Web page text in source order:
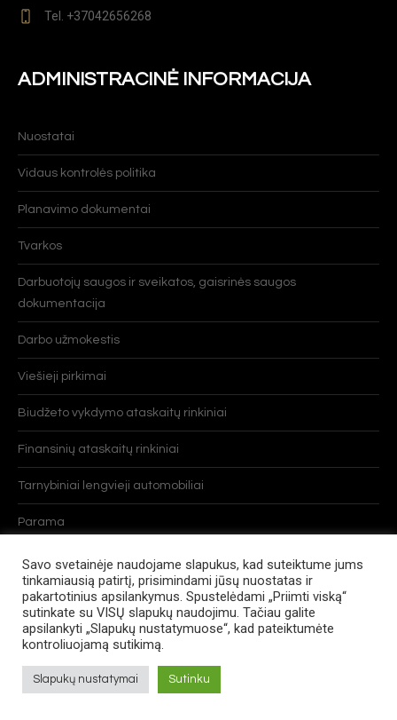
Tel. +37042656268
ADMINISTRACINĖ INFORMACIJA
Nuostatai
Vidaus kontrolės politika
Planavimo dokumentai
Tvarkos
Darbuotojų saugos ir sveikatos, gaisrinės saugos
dokumentacija
Darbo užmokestis
Viešieji pirkimai
Biudžeto vykdymo ataskaitų rinkiniai
Finansinių ataskaitų rinkiniai
Tarnybiniai lengvieji automobiliai
Parama
Personalo paieška
Tarnybinės komandiruotės
Savo svetainėje naudojame slapukus, kad suteiktume jums
tinkamiausią patirtį, prisimindami jūsų nuostatas ir
pakartotinius apsilankymus. Spustelėdami „Priimti viską“
sutinkate su VISŲ slapukų naudojimu. Tačiau galite
apsilankyti „Slapukų nustatymuose“, kad pateiktumėte
kontroliuojamą sutikimą.
Slapukų nustatymai Sutinku